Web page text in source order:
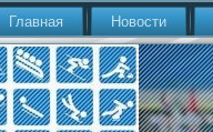
Главная Новости